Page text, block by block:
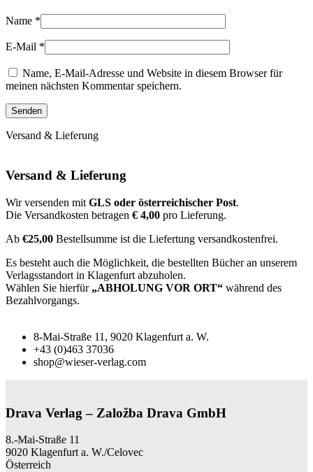
Name *
E-Mail *
Name, E-Mail-Adresse und Website in diesem Browser für
meinen nächsten Kommentar speichern.
Versand & Lieferung
Versand & Lieferung
Wir versenden mit GLS oder österreichischer Post.
Die Versandkosten betragen € 4,00 pro Lieferung.
Ab €25,00 Bestellsumme ist die Liefertung versandkostenfrei.
Es besteht auch die Möglichkeit, die bestellten Bücher an unserem
Verlagsstandort in Klagenfurt abzuholen.
Wählen Sie hierfür „ABHOLUNG VOR ORT“ während des
Bezahlvorgangs.
8-Mai-Straße 11, 9020 Klagenfurt a. W.
+43 (0)463 37036
shop@wieser-verlag.com
Drava Verlag – Založba Drava GmbH
8.-Mai-Straße 11
9020 Klagenfurt a. W./Celovec
Österreich